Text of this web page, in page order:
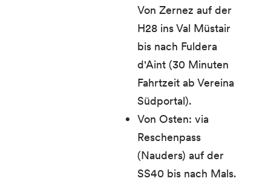
Von Zernez auf der
H28 ins Val Müstair
bis nach Fuldera
d'Aint (30 Minuten
Fahrtzeit ab Vereina
Südportal).
Von Osten: via
Reschenpass
(Nauders) auf der
SS40 bis nach Mals.